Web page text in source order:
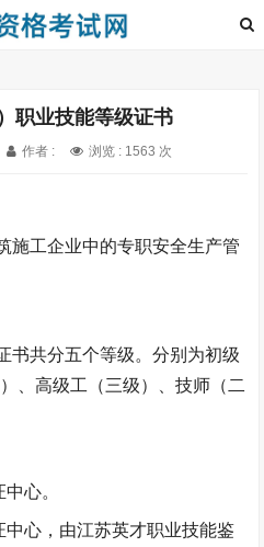
职业技能等级证书
作者 : 浏览 : 1563 次
施工企业中的专职安全生产管
书共分五个等级。分别为初级
、高级工（三级）、技师（二
心。
中心，由江苏英才职业技能鉴